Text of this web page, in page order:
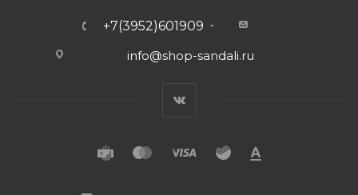
+7(3952)601909
info@shop-sandali.ru